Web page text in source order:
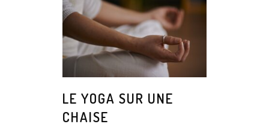
LE YOGA SUR UNE
CHAISE